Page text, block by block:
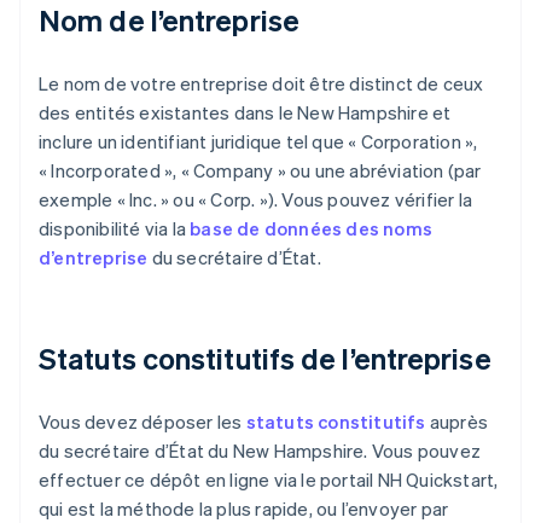
Nom de l’entreprise
Le nom de votre entreprise doit être distinct de ceux
des entités existantes dans le New Hampshire et
inclure un identifiant juridique tel que « Corporation »,
« Incorporated », « Company » ou une abréviation (par
exemple « Inc. » ou « Corp. »). Vous pouvez vérifier la
disponibilité via la base de données des noms
d’entreprise du secrétaire d’État.
Statuts constitutifs de l’entreprise
Vous devez déposer les statuts constitutifs auprès
du secrétaire d’État du New Hampshire. Vous pouvez
effectuer ce dépôt en ligne via le portail NH Quickstart,
qui est la méthode la plus rapide, ou l’envoyer par